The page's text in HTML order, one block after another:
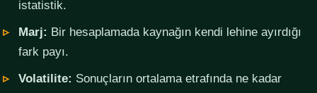
istatistik.
Marj: Bir hesaplamada kaynağın kendi lehine ayırdığı
fark payı.
Volatilite: Sonuçların ortalama etrafında ne kadar